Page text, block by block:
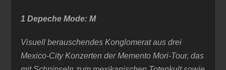
1 Depeche Mode: M
Visuell berauschendes Konglomerat aus drei
Mexico-City Konzerten der Memento Mori-Tour, das